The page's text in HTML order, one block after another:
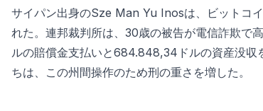
サイパン出身のSze Man Yu Inosは、ビットコ
れた。連邦裁判所は、30歳の被告が電信詐欺で
ルの賠償金支払いと684.848,34ドルの資産没収
ちは、この州間操作のため刑の重さを増した。